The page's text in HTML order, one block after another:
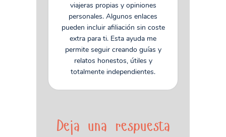
viajeras propias y opiniones
personales. Algunos enlaces
pueden incluir afiliación sin coste
extra para ti. Esta ayuda me
permite seguir creando guías y
relatos honestos, útiles y
totalmente independientes.
Deja una respuesta